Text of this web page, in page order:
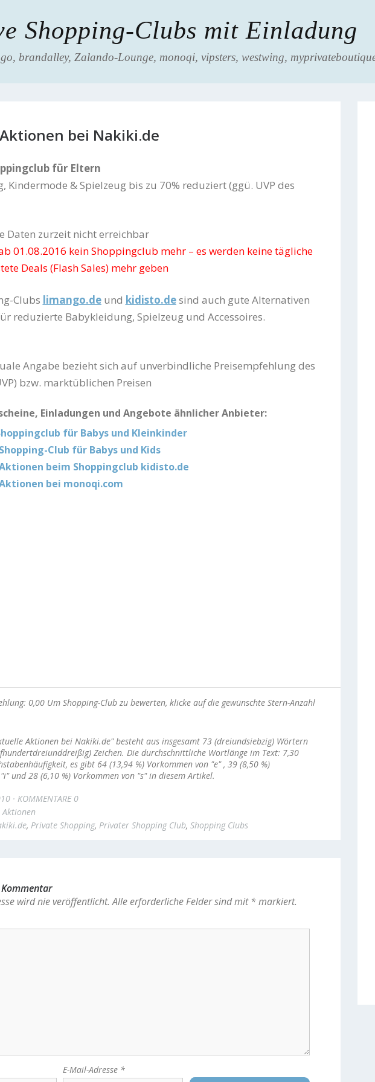
Shopping-Clubs mit Einladung
brandalley, Zalando-Lounge, monoqi, vipsters, westwing,
bei Nakiki.de
für Eltern
Kindermode & Spielzeug bis zu 70% reduziert (ggü. UVP des
Daten zurzeit nicht erreichbar
01.08.2016 kein Shoppingclub mehr – es werden keine tägliche
Deals (Flash Sales) mehr geben
Clubs limango.deund kidisto.desind auch gute Alternativen
reduzierte Babykleidung, Spielzeug und Accessoires.
Angabe bezieht sich auf unverbindliche Preisempfehlung des
bzw. marktüblichen Preisen
Einladungen und Angebote ähnlicher Anbieter:
für Babys und Kleinkinder
Club für Babys und Kids
beim Shoppingclub kidisto.de
bei monoqi.com
0,00 Um Shopping-Club zu bewerten, klicke auf die gewünschte Stern-Anzahl
Aktionen bei Nakiki.de" besteht aus insgesamt 73 (dreiundsiebzig) Wörtern
Zeichen. Die durchschnittliche Wortlänge im Text: 7,30
es gibt 64 (13,94 %) Vorkommen von "e" , 39 (8,50 %)
und 28 (6,10 %) Vorkommen von "s" in diesem Artikel.
KOMMENTARE 0
Aktionen
, Private Shopping, Privater Shopping Club, Shopping Clubs
wird nie veröffentlicht. Alle erforderliche Felder sind mit *markiert.
E-Mail-Adresse *